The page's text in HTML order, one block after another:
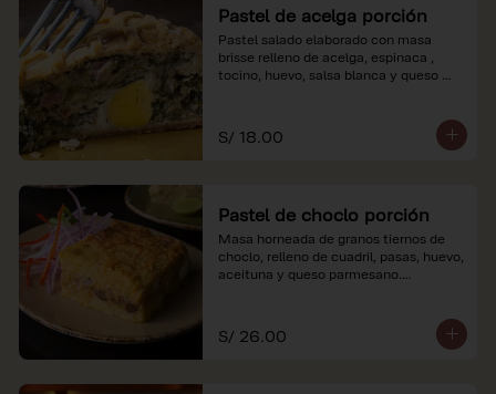
Pastel de acelga porción
Pastel salado elaborado con masa
brisse relleno de acelga, espinaca ,
tocino, huevo, salsa blanca y queso
*Nuestros precios están expresados en
soles e incluyen impuestos de ley y
S/ 18.00
Pastel de choclo porción
Masa horneada de granos tiernos de
choclo, relleno de cuadril, pasas, huevo,
aceituna y queso parmesano.
soles e incluyen impuestos de ley y
recargo al consumo.
S/ 26.00